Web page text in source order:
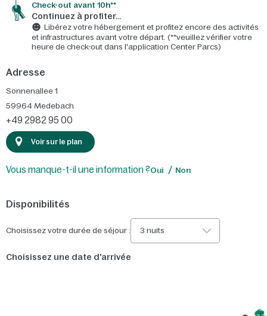
Check-out avant 10h**
Continuez à profiter…
Libérez votre hébergement et profitez encore des activités
et infrastructures avant votre départ. (**veuillez vérifier votre
heure de check-out dans l'application Center Parcs)
Adresse
Sonnenallee 1
59964 Medebach
+49 2982 95 00
Voir sur le plan
Vous manque-t-il une information ?Oui Non
Disponibilités
Choisissez votre durée de séjour : 3 nuits
Choisissez une date d'arrivée